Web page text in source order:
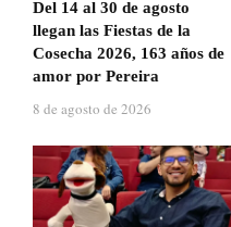
Del 14 al 30 de agosto
llegan las Fiestas de la
Cosecha 2026, 163 años de
amor por Pereira
8 de agosto de 2026